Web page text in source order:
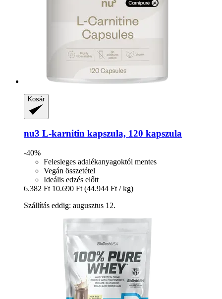
Kosár
nu3 L-​karnitin kapszula, 120 kapszula
-40%
Felesleges adalékanyagoktól mentes
Vegán összetétel
Ideális edzés előtt
6.382 Ft 10.690 Ft (44.944 Ft / kg)
Szállítás eddig: augusztus 12.